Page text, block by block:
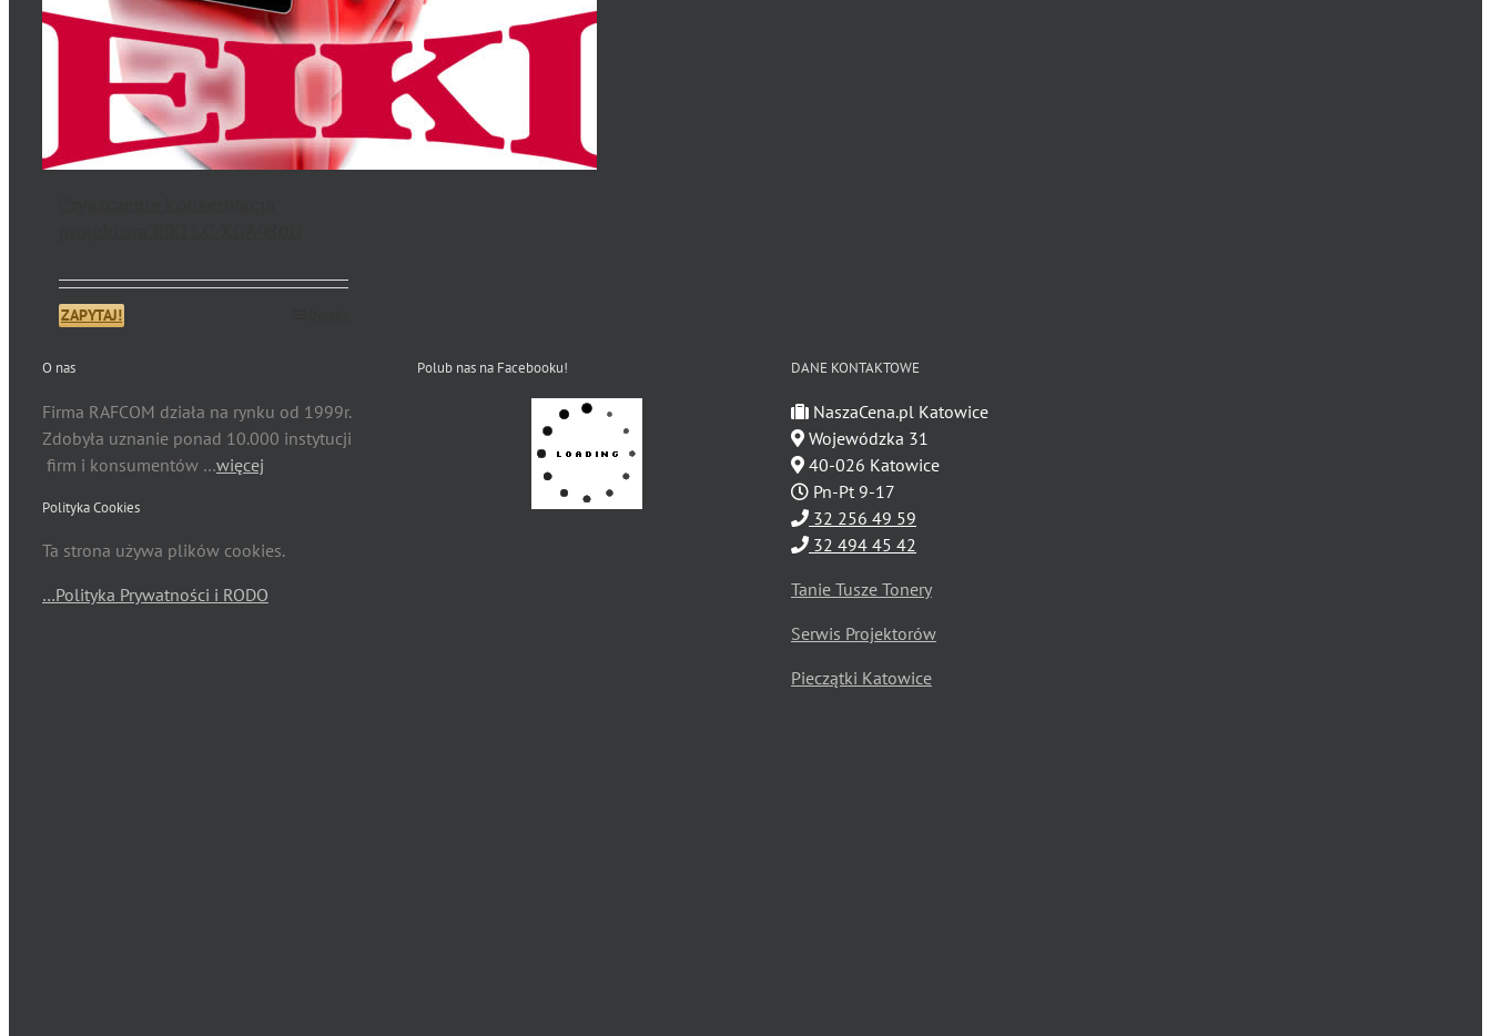
ZAPYTAJ!
O nas
Firma RAFCOM działa na rynku od 1999r.
Zdobyła uznanie ponad 10.000 instytucji
firm i konsumentów …więcej
Polityka Cookies
Ta strona używa plików cookies.
…Polityka Prywatności i RODO
Polub nas na Facebooku! DANE KONTAKTOWE
NaszaCena.pl Katowice
Wojewódzka 31
40-026 Katowice
Pn-Pt 9-17
32 256 49 59
32 494 45 42
Tanie Tusze Tonery
Serwis Projektorów
Pieczątki Katowice